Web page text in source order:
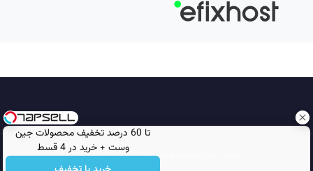
تا 60 درصد تخفیف محصولات جین
وست + خرید در 4 قسط
تمامی حقوق محفوظ است © 2026 مجله نورگرام